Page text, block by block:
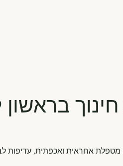
בראשון
אחראית ואכפתית, עדיפות